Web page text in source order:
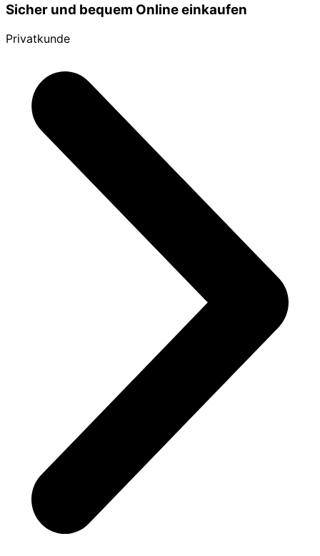
Sicher und bequem Online einkaufen
Privatkunde